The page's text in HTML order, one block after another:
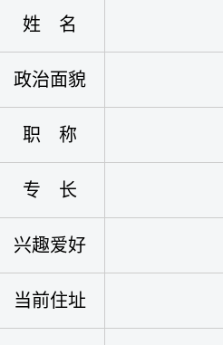
姓 名
政治面貌
职 称
专 长
兴趣爱好
当前住址